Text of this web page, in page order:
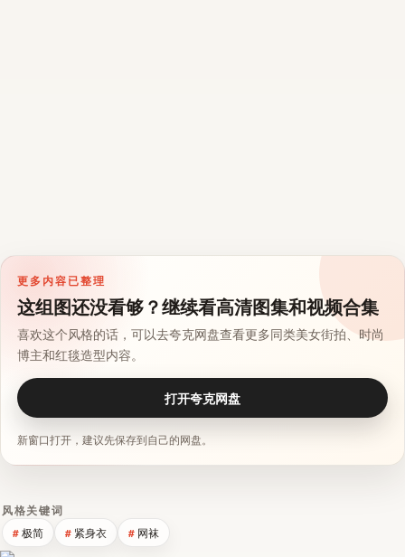
更多内容已整理
这组图还没看够？继续看高清图集和视频合集
喜欢这个风格的话，可以去夸克网盘查看更多同类美女街拍、时尚
博主和红毯造型内容。
打开夸克网盘
新窗口打开，建议先保存到自己的网盘。
风格关键词
极简 紧身衣 网袜